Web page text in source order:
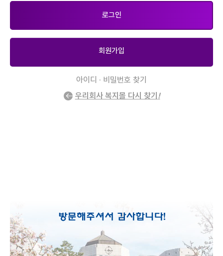
회원가입
아이디 · 비밀번호 찾기
우리회사 복지몰 다시 찾기 !